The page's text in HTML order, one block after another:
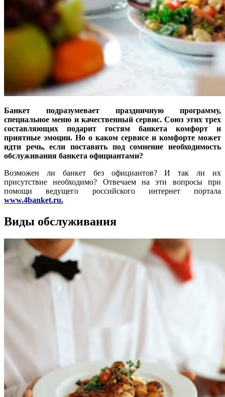
Банкет подразумевает праздничную программу,
специальное меню и качественный сервис. Союз этих трех
составляющих подарит гостям банкета комфорт и
приятные эмоции. Но о каком сервисе и комфорте может
идти речь, если поставить под сомнение необходимость
обслуживания банкета официантами?
Возможен ли банкет без официантов? И так ли их
присутствие необходимо? Отвечаем на эти вопросы при
помощи ведущего российского интернет портала
www.4banket.ru.
Виды обслуживания